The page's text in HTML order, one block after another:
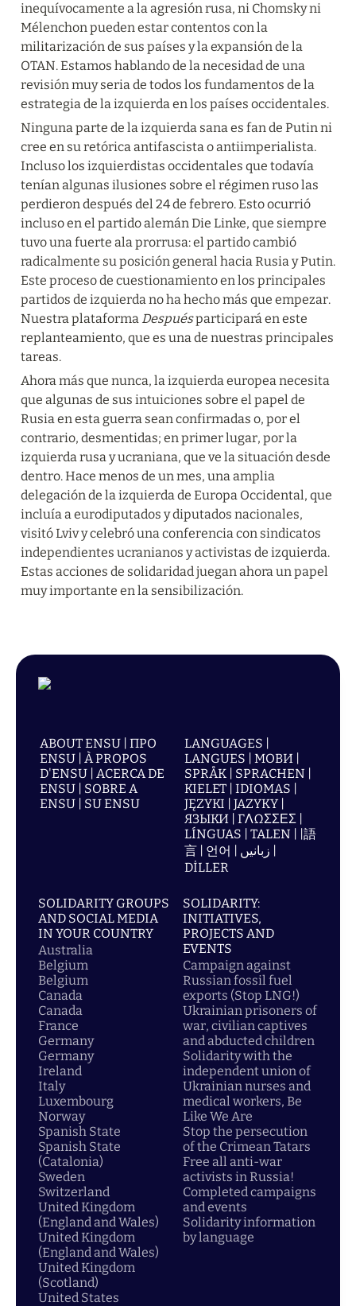
inequívocamente a la agresión rusa, ni Chomsky ni
Mélenchon pueden estar contentos con la
militarización de sus países y la expansión de la
OTAN. Estamos hablando de la necesidad de una
revisión muy seria de todos los fundamentos de la
estrategia de la izquierda en los países occidentales.
Ninguna parte de la izquierda sana es fan de Putin ni
cree en su retórica antifascista o antiimperialista.
Incluso los izquierdistas occidentales que todavía
tenían algunas ilusiones sobre el régimen ruso las
perdieron después del 24 de febrero. Esto ocurrió
incluso en el partido alemán Die Linke, que siempre
tuvo una fuerte ala prorrusa: el partido cambió
radicalmente su posición general hacia Rusia y Putin.
Este proceso de cuestionamiento en los principales
partidos de izquierda no ha hecho más que empezar.
Nuestra plataforma Después participará en este
replanteamiento, que es una de nuestras principales
tareas.
Ahora más que nunca, la izquierda europea necesita
que algunas de sus intuiciones sobre el papel de
Rusia en esta guerra sean confirmadas o, por el
contrario, desmentidas; en primer lugar, por la
izquierda rusa y ucraniana, que ve la situación desde
dentro. Hace menos de un mes, una amplia
delegación de la izquierda de Europa Occidental, que
incluía a eurodiputados y diputados nacionales,
visitó Lviv y celebró una conferencia con sindicatos
independientes ucranianos y activistas de izquierda.
Estas acciones de solidaridad juegan ahora un papel
muy importante en la sensibilización.
ABOUT ENSU | ПРО
ENSU | À PROPOS
D'ENSU | ACERCA DE
ENSU | SOBRE A
ENSU | SU ENSU
LANGUAGES |
LANGUES | МОВИ |
SPRÅK | SPRACHEN |
KIELET | IDIOMAS |
JĘZYKI | JAZYKY |
ЯЗЫКИ | ΓΛΩΣΣΕΣ |
LÍNGUAS | TALEN | |語
言 | 언어 | زبانیں |
DİLLER
SOLIDARITY GROUPS
AND SOCIAL MEDIA
IN YOUR COUNTRY
Australia
Belgium
Belgium
Canada
Canada
France
Germany
Germany
Ireland
Italy
Luxembourg
Norway
Spanish State
Spanish State
(Catalonia)
Sweden
Switzerland
United Kingdom
(England and Wales)
United Kingdom
(England and Wales)
United Kingdom
(Scotland)
United States
SOLIDARITY:
INITIATIVES,
PROJECTS AND
EVENTS
Campaign against
Russian fossil fuel
exports (Stop LNG!)
Ukrainian prisoners of
war, civilian captives
and abducted children
Solidarity with the
independent union of
Ukrainian nurses and
medical workers, Be
Like We Are
Stop the persecution
of the Crimean Tatars
Free all anti-war
activists in Russia!
Completed campaigns
and events
Solidarity information
by language